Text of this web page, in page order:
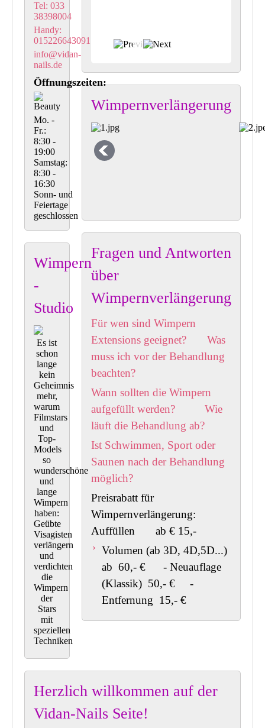
Wimpernverlängerung
Fragen und Antworten
über
Wimpernverlängerung
Für wen sind Wimpern
Extensions geeignet?
Was
muss ich vor der Behandlung
beachten?
Wann sollten die Wimpern
aufgefüllt werden?
Wie
läuft die Behandlung ab?
Ist Schwimmen, Sport oder
Saunen nach der Behandlung
möglich?
Preisrabatt für
Auffüllen ab € 15,-
Volumen (ab 3D, 4D,5D...)
ab 60,- € - Neuauflage
(Klassik) 50,- € -
Entfernung 15,- €
Tel: 033
38398004
Handy:
015226643091
info@vidan-
nails.de
Öffnungszeiten:
Mo. -
Fr.:
8:30 -
19:00
Samstag:
8:30 -
16:30
Sonn- und
Feiertage
geschlossen
Wimpern
-
Studio
Es ist
schon
lange
kein
Geheimnis
mehr,
warum
Filmstars
und
Top-
Models
so
wunderschöne
und
lange
Wimpern
haben:
Geübte
Visagisten
verlängern
und
verdichten
die
Wimpern
der
Stars
mit
speziellen
Techniken
Herzlich willkommen auf der
Vidan-Nails Seite!